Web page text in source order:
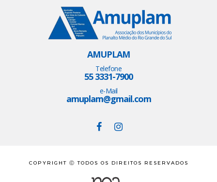
AMUPLAM
Telefone
55 3331-7900
e-Mail
amuplam@gmail.com
COPYRIGHT Ⓒ TODOS OS DIREITOS RESERVADOS